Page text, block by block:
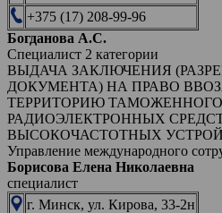
+375 (17) 208-99-96
Богданова А.С.
Специалист 2 категории
ВЫДАЧА ЗАКЛЮЧЕНИЯ
ДОКУМЕНТА) НА ПРАВО
ТЕРРИТОРИЮ
РАДИОЭЛЕКТРОННЫХ
ВЫСОКОЧАСТОТНЫХ
Управление международного
Борисова Елена Николаевна
специалист
г. Минск, ул. Кирова, 33-2н